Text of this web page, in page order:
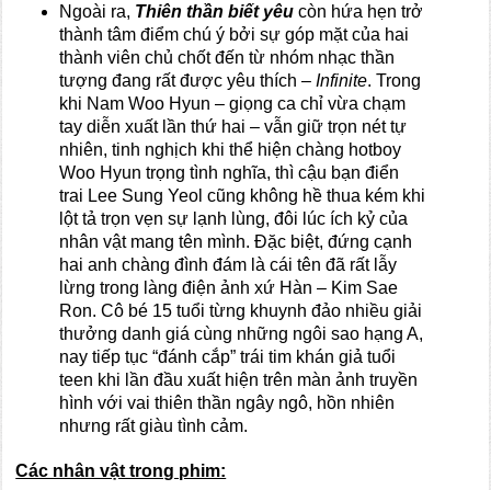
Ngoài ra, Thiên thần biết yêu còn hứa hẹn trở
thành tâm điểm chú ý bởi sự góp mặt của hai
thành viên chủ chốt đến từ nhóm nhạc thần
tượng đang rất được yêu thích –Infinite. Trong
khi Nam Woo Hyun – giọng ca chỉ vừa chạm
tay diễn xuất lần thứ hai – vẫn giữ trọn nét tự
nhiên, tinh nghịch khi thể hiện chàng hotboy
Woo Hyun trọng tình nghĩa, thì cậu bạn điển
trai Lee Sung Yeol cũng không hề thua kém khi
lột tả trọn vẹn sự lạnh lùng, đôi lúc ích kỷ của
nhân vật mang tên mình. Đặc biệt, đứng cạnh
hai anh chàng đình đám là cái tên đã rất lẫy
lừng trong làng điện ảnh xứ Hàn – Kim Sae
Ron. Cô bé 15 tuổi từng khuynh đảo nhiều giải
thưởng danh giá cùng những ngôi sao hạng A,
nay tiếp tục “đánh cắp” trái tim khán giả tuổi
teen khi lần đầu xuất hiện trên màn ảnh truyền
hình với vai thiên thần ngây ngô, hồn nhiên
nhưng rất giàu tình cảm.
Các nhân vật trong phim: